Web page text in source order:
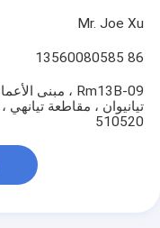
Mr. Joe Xu
86 13560080585
تيانيوان ، مقاطعة تيانهي
510520